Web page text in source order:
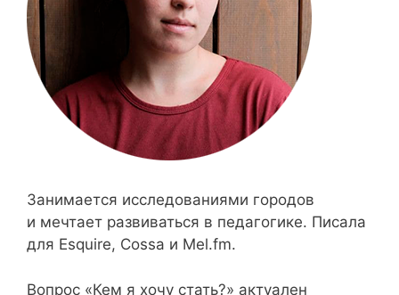
Занимается исследованиями городов
и мечтает развиваться в педагогике. Писала
для Esquire, Cossa и Mel.fm.
Вопрос «Кем я хочу стать?» актуален